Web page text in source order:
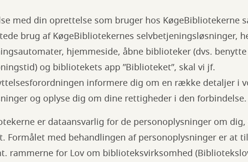
med din oprettelse som bruger hos KøgeBibliotekerne
brug af KøgeBibliotekernes selvbetjeningsløsninger,
hjemmeside, åbne biblioteker (dvs.
og bibliotekets app ”Biblioteket”, skal vi jf.
informere dig om en række detaljer i
og oplyse dig om dine rettigheder i den forbindelse.
er dataansvarlig for de personoplysninger om
Formålet med behandlingen af personoplysninger er at
rammerne for Lov om biblioteksvirksomhed